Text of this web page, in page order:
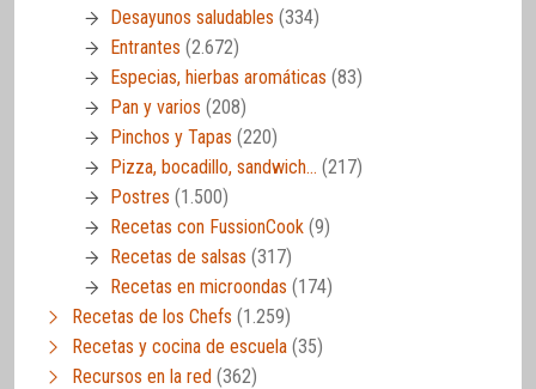
Desayunos saludables (334)
Entrantes (2.672)
Especias, hierbas aromáticas (83)
Pan y varios (208)
Pinchos y Tapas (220)
Pizza, bocadillo, sandwich… (217)
Postres (1.500)
Recetas con FussionCook (9)
Recetas de salsas (317)
Recetas en microondas (174)
Recetas de los Chefs (1.259)
Recetas y cocina de escuela (35)
Recursos en la red (362)